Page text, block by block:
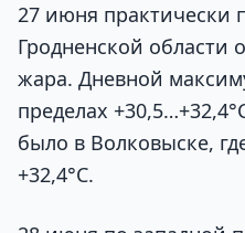
27 июня практически
Гродненской области
жара. Дневной
пределах
было в Волковыске,
+32,4°C.